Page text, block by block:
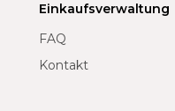
Einkaufsverwaltung
FAQ
Kontakt